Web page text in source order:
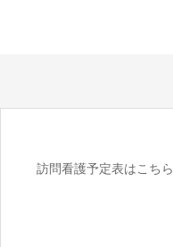
訪問看護予定表はこちら